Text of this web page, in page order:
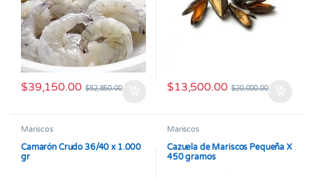
$39,150.00 $52,850.00 $13,500.00 $20,000.00
Mariscos
Camarón Crudo 36/40 x 1.000
gr
Mariscos
Cazuela de Mariscos Pequeña X
450 gramos